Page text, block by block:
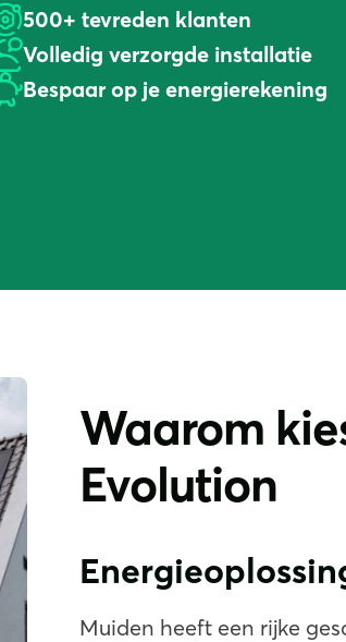
500+ tevreden klanten
Volledig verzorgde installatie
Bespaar op je energierekening
Waarom
Evolution
Muiden heeft een rijke